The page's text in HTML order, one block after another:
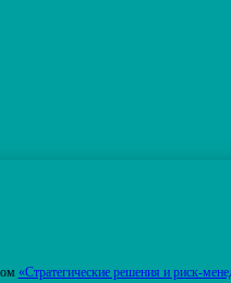
«Стратегические решения и риск-